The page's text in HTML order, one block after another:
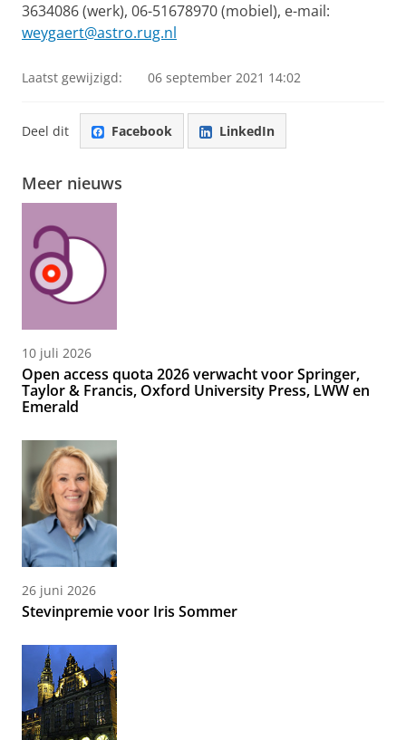
3634086 (werk), 06-51678970 (mobiel), e-mail:
weygaert@astro.rug.nl
Laatst gewijzigd: 06 september 2021 14:02
Deel dit Facebook LinkedIn
Meer nieuws
10 juli 2026
Open access quota 2026 verwacht voor Springer,
Taylor & Francis, Oxford University Press, LWW en
Emerald
26 juni 2026
Stevinpremie voor Iris Sommer